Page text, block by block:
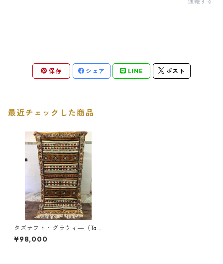
保存 シェア LINE ポスト
最近チェックした商品
タズナフト・グラウィ―（Taz
nagft・glawi) 194x104 cm
＜商品コードTZ-004＞
¥98,000